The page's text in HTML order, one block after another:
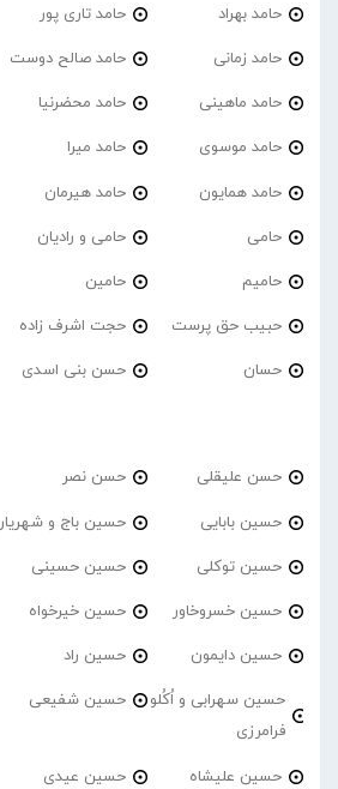
حامد بهراد حامد تاری پور
حامد زمانی حامد صالح دوست
حامد ماهینی حامد محضرنیا
حامد موسوی حامد میرا
حامد همایون حامد هیرمان
حامی حامی و رادیان
حامیم حامین
حبیب حق پرست حجت اشرف زاده
حسان حسن بنی اسدی
حسن علیقلی حسن نصر
حسین بابایی حسین باج و شهریار
حسین توکلی حسین حسینی
حسین خسروخاور حسین خیرخواه
حسین دایمون حسین راد
حسین سهرابی و اُکُلو
فرامرزی
حسین شفیعی
حسین علیشاه حسین عیدی